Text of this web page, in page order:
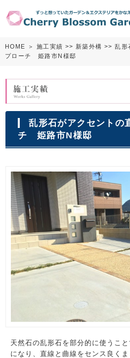
HOME ＞ 施工実績 >> 新築外構 >> 乱形
プローチ 姫路市N様邸
乱形石がアクセントの
チ 姫路市N様邸
天然石の乱形石を部分的に使うこ
になり、直線と曲線をセンス良くま